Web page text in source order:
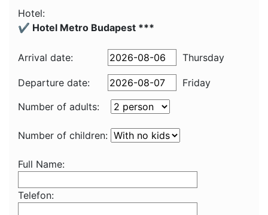
Hotel:
✔️ Hotel Metro Budapest ***
Arrival date: Thursday
Departure date:
Friday
Number of adults:
Number of children:
Full Name:
Telefon: